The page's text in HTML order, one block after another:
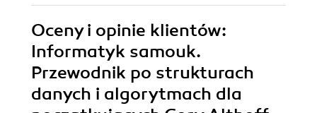
Oceny i opinie klientów:
Informatyk samouk.
Przewodnik po strukturach
danych i algorytmach dla